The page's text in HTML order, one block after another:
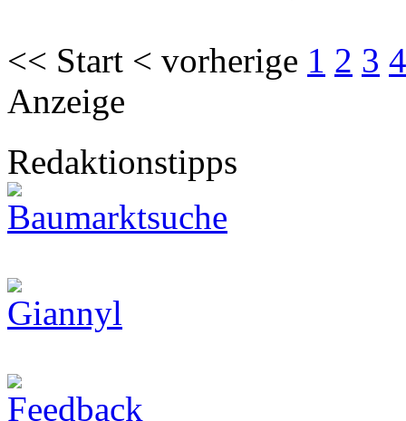
<< Start < vorherige 1 2 3 4
Anzeige
Redaktionstipps